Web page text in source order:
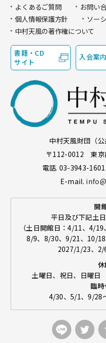
書籍・CD
サイト
入会案内
中村天風財団（公
〒112-0012 東京
電話. 03-3943-
E-mail.
開
平日及び下記土
（土日開館日：4/11、4/
8/9、8/30、9/21、10/
2027/1/23、2/
休
土曜日、祝日、日曜日
臨時
4/30、5/1、9/28
よくあるご質問
お問い
個人情報保護方針
ソー
中村天風の著作権について